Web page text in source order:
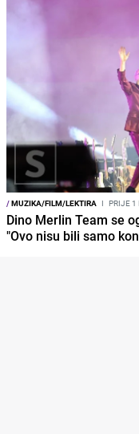
/MUZIKA/FILM/LEKTIRA I PRIJE 1
Dino Merlin Team se
"Ovo nisu bili samo